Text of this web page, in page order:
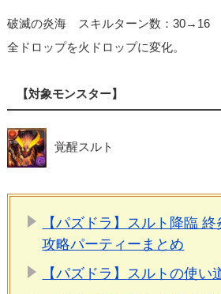
破滅の炎海 スキルターン数：30→16
全ドロップを火ドロップに変化。
【対象モンスター】
覚醒スルト
【パズドラ】スルト降臨
攻略パーティーまとめ
【パズドラ】スルトの使い